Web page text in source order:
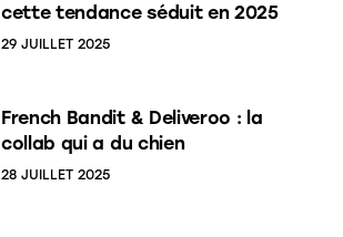
cette tendance séduit en 2025
29 JUILLET 2025
French Bandit & Deliveroo : la
collab qui a du chien
28 JUILLET 2025